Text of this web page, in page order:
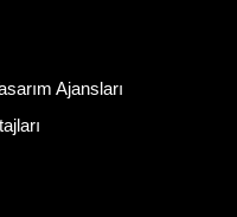
Ajansları